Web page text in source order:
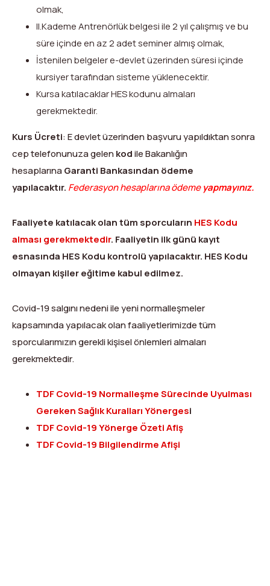
olmak,
II.Kademe Antrenörlük belgesi ile 2 yıl çalışmış ve bu
süre içinde en az 2 adet seminer almış olmak,
İstenilen belgeler e-devlet üzerinden süresi içinde
kursiyer tarafından sisteme yüklenecektir.
Kursa katılacaklar HES kodunu almaları
gerekmektedir.
Kurs Ücreti: E devlet üzerinden başvuru yapıldıktan sonra
cep telefonunuza gelenkodile Bakanlığın
hesaplarınaGaranti Bankasından ödeme
yapılacaktır. Federasyon hesaplarına ödemeyapmayınız.
Faaliyete katılacak olan tüm sporcuların HES Kodu
alması gerekmektedir. Faaliyetin ilk günü kayıt
esnasında HES Kodu kontrolü yapılacaktır. HES Kodu
olmayan kişiler eğitime kabul edilmez.
Covid-19 salgını nedeni ile yeni normalleşmeler
kapsamında yapılacak olan faaliyetlerimizde tüm
sporcularımızın gerekli kişisel önlemleri almaları
gerekmektedir.
TDF Covid-19 Normalleşme Sürecinde Uyulması
Gereken Sağlık Kuralları Yönergesi
TDF Covid-19 Yönerge Özeti Afiş
TDF Covid-19 Bilgilendirme Afişi